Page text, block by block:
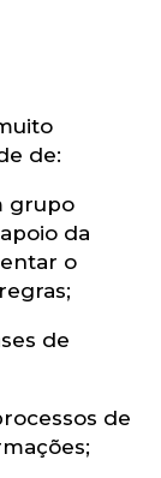
de:
grupo
da
o
de
de